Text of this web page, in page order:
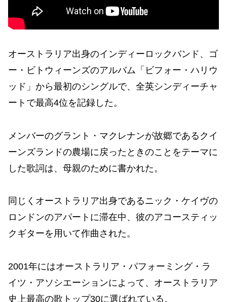
オーストラリア出身のインディーロックバンド、ゴ
ー・ビトウィーンズのアルバム「ビフォー・ハリウ
ッド」から最初のシングルで、全英シンディーチャ
ートで最高4位を記録した。
メンバーのグラント・マクレナンが故郷であるクイ
ーンズランドの農場に戻ったときのことをテーマに
した歌詞は、母親のために書かれた。
同じくオーストラリア出身であるニック・ケイヴの
ロンドンのアパートに滞在中、彼のアコースティッ
クギターを用いて作曲された。
2001年にはオーストラリア・パフォーミング・ラ
イツ・アソシエーションによって、オーストラリア
史上最高の歌トップ30に選ばれている。